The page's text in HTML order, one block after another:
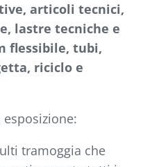
articoli tecnici,
lastre tecniche e
flessibile, tubi,
riciclo e
tramoggia che